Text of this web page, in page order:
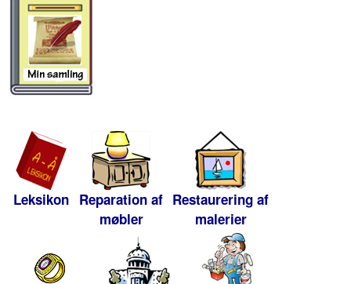
Leksikon Reparation af
møbler
Restaurering af
malerier